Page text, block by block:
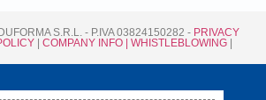
S.R.L. - P.IVA 03824150282 - PRIVACY
| COMPANY INFO | WHISTLEBLOWING |